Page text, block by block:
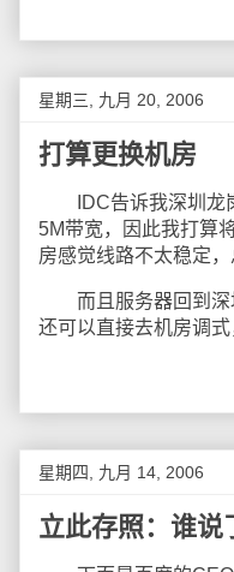
星期三, 九月 20, 2006
打算更换机房
IDC告诉我深圳龙岗
5M带宽，因此我打算
房感觉线路不太稳定，
而且服务器回到深
还可以直接去机房调式
星期四, 九月 14, 2006
立此存照：谁说